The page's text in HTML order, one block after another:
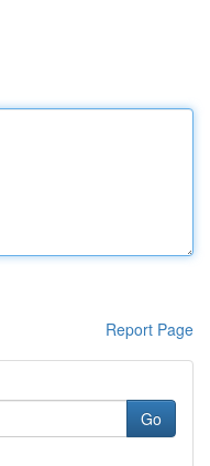
Report Page
Go